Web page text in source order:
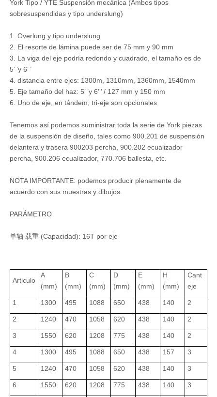
York Tipo / YTE Suspensión mecánica (Ambos tipos
sobresuspendidas y tipo underslung)
1. Overlung y tipo underslung
2. El resorte de lámina puede ser de 75 mm y 90 mm
3. La viga del eje podría redondo y cuadrado, el tamaño es de
5’ ’y 6’ ’
4. distancia entre ejes: 1300m, 1310mm, 1360mm, 1540mm
5. Eje tamaño del haz: 5’ ’y 6’ ’ / 127 mm y 150 mm
6. Uno de eje, en tándem, tri-eje son opcionales
Tenemos así podemos suministrar toda la serie de York piezas
de la suspensión de diseño, tales como 900.201 de suspensión
delantera y trasera 900203 percha, 900.202 ecualizador
percha, 900.206 ecualizador, 770.706 ballesta, etc.
NOTA IMPORTANTE: podemos producir plenamente de
acuerdo con sus muestras y dibujos.
PARÁMETRO
单轴 载重 (Capacidad): 16T por eje
Articulo
A
(mm)
B
(mm)
C
(mm)
D
(mm)
E
(mm)
H
(mm)
Cant
eje
1 1300 495 1088 650 438 140 2
2 1240 470 1058 620 438 140 2
3 1550 620 1208 775 438 140 2
4 1300 495 1088 650 438 157 3
5 1240 470 1058 620 438 140 3
6 1550 620 1208 775 438 140 3